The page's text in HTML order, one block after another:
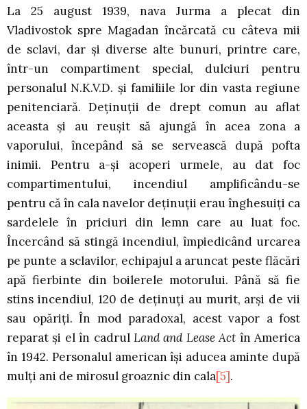
La 25 august 1939, nava Jurma a plecat din
Vladivostok spre Magadan încărcată cu câteva mii
de sclavi, dar şi diverse alte bunuri, printre care,
într-un compartiment special, dulciuri pentru
personalul N.K.V.D. şi familiile lor din vasta regiune
penitenciară. Deţinuţii de drept comun au aflat
aceasta şi au reuşit să ajungă în acea zona a
vaporului, începând să se servească după pofta
inimii. Pentru a-şi acoperi urmele, au dat foc
compartimentului, incendiul amplificându-se
pentru că în cala navelor deţinuţii erau înghesuiţi ca
sardelele în priciuri din lemn care au luat foc.
Încercând să stingă incendiul, împiedicând urcarea
pe punte a sclavilor, echipajul a aruncat peste flăcări
apă fierbinte din boilerele motorului. Până să fie
stins incendiul, 120 de deţinuţi au murit, arşi de vii
sau opăriţi. În mod paradoxal, acest vapor a fost
reparat şi el în cadrul Land and Lease Act în America
în 1942. Personalul american îşi aducea aminte după
mulţi ani de mirosul groaznic din cala[5].